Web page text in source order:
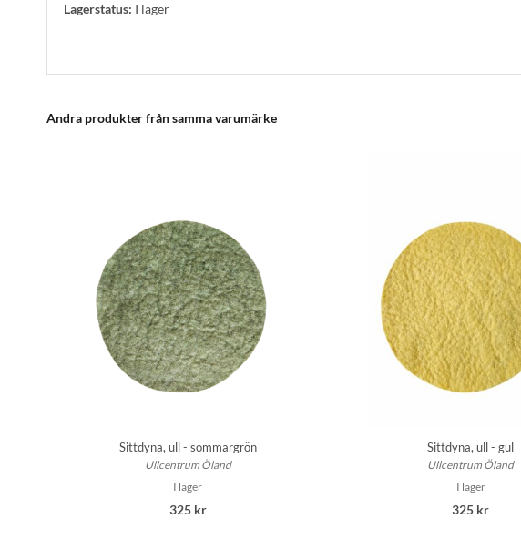
Lagerstatus: I lager
Andra produkter från samma varumärke
Sittdyna, ull - sommargrön
Ullcentrum Öland
I lager
325 kr
Sittdyna, ull - gul
Ullcentrum Öland
I lager
325 kr